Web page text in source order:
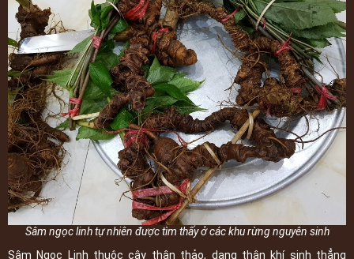
Sâm ngọc linh tự nhiên được tìm thấy ở các khu rừng nguyên sinh
Sâm Ngọc Linh thuộc cây thân thảo, dạng thân khí sinh thẳng